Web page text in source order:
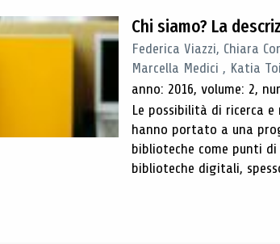
Chi siamo? La
Federica Viazzi, Chiara
Marcella Medici , Katia
anno: 2016, volume: 2,
Le possibilità di ricerca
hanno portato a una
biblioteche come punti
biblioteche digitali,